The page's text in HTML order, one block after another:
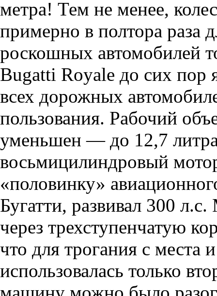
метра! Тем не менее,
примерно в полтора раза
роскошных автомобилей
Bugatti Royale до сих
всех дорожных
пользования. Рабочий
уменьшен — до 12,7
восьмицилиндровый
«половинку»
Бугатти, развивал 300
через трехступенчатую
что для трогания с места
использовалась только